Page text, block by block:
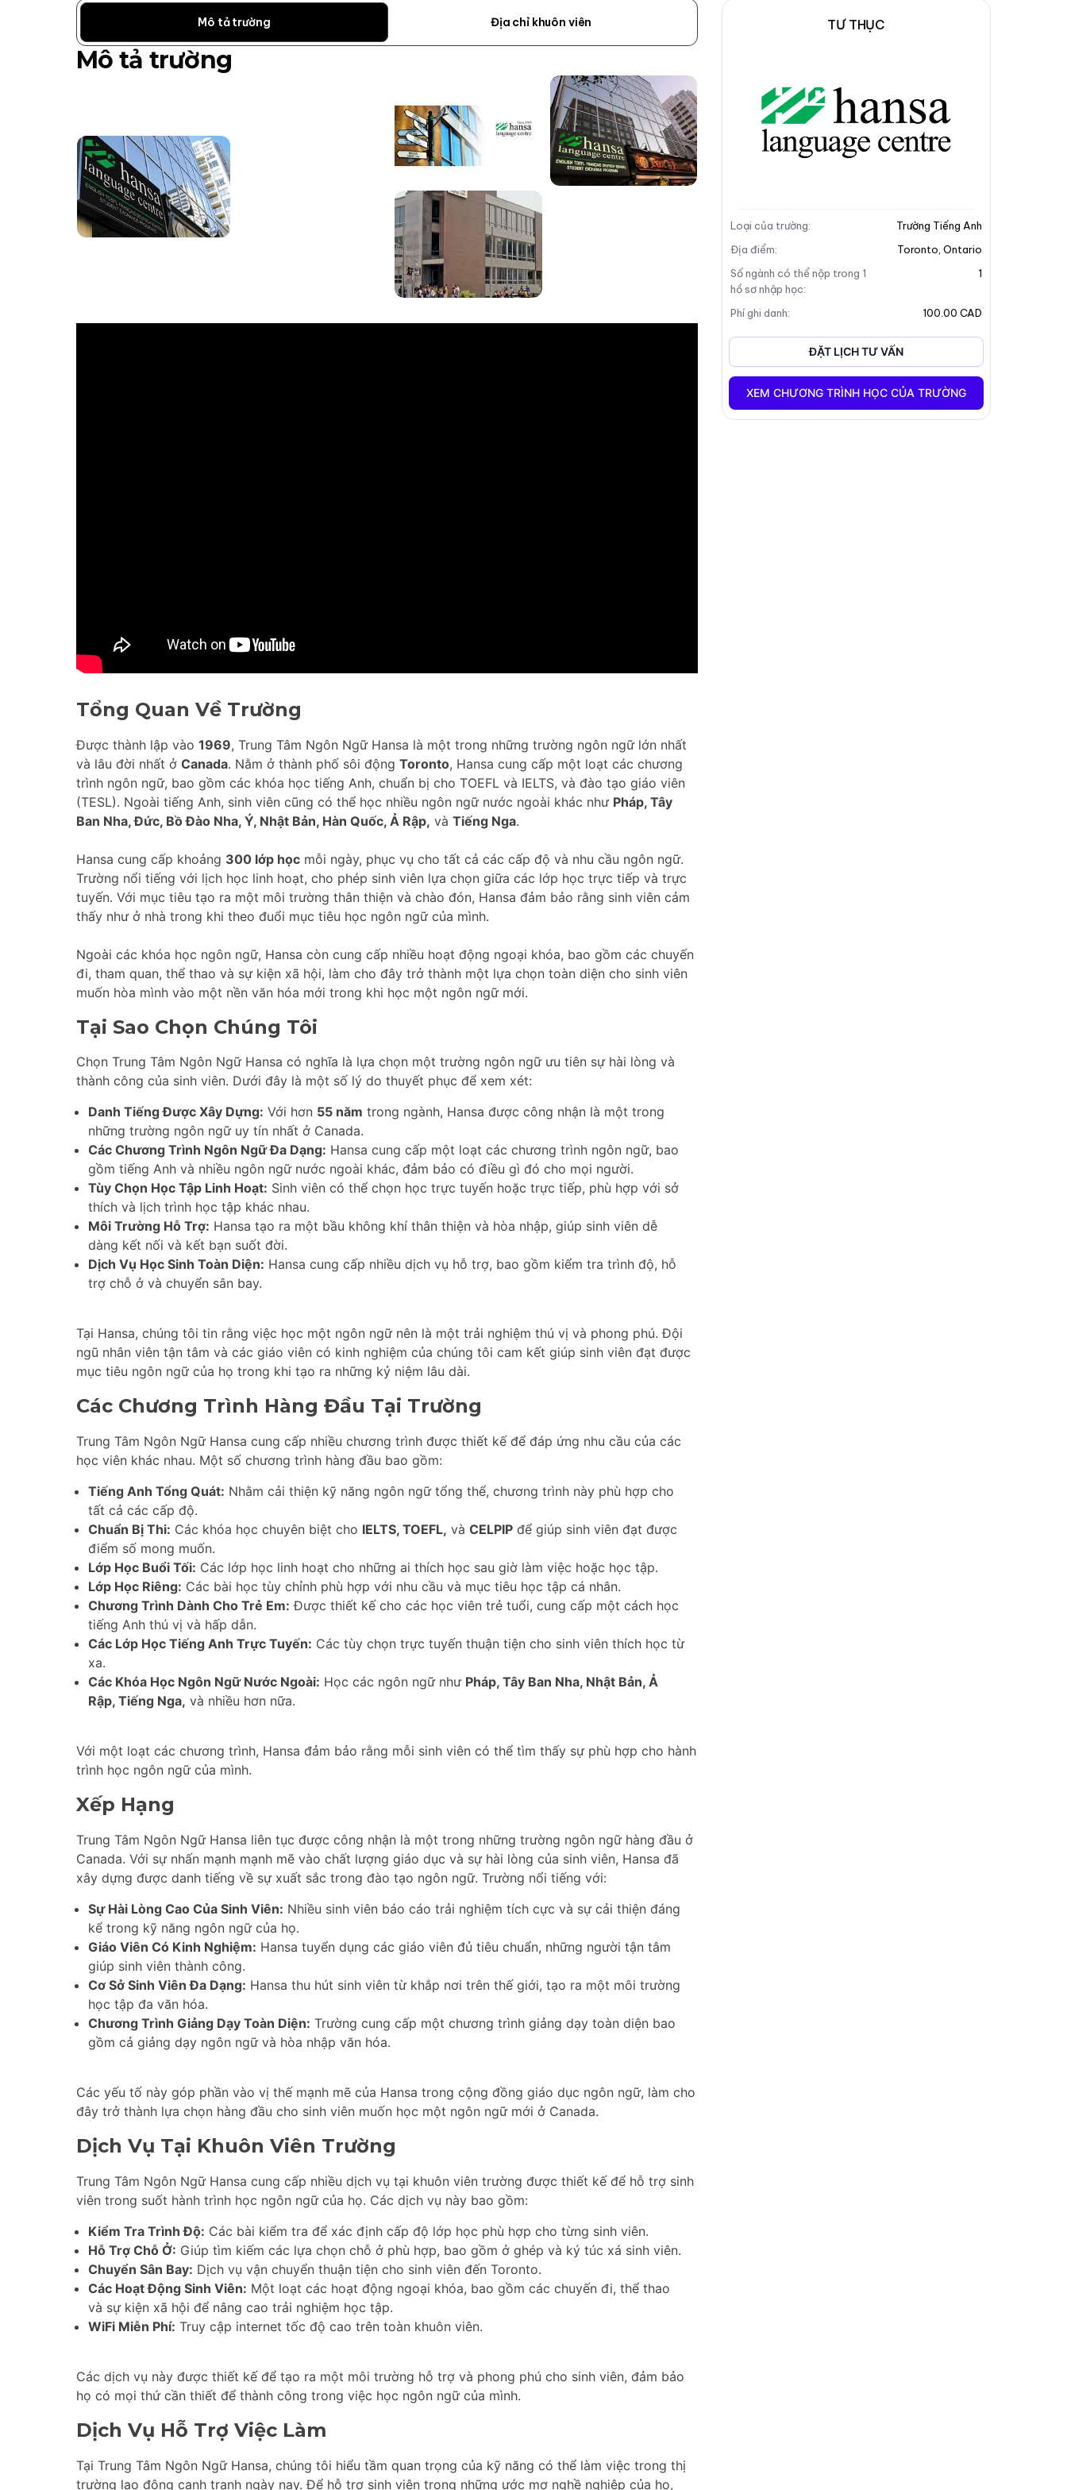
Mô tả trường Địa chỉ khuôn viên
Mô tả trường
Tổng Quan Về Trường
Được thành lập vào 1969, Trung Tâm Ngôn Ngữ Hansa là một trong những trường ngôn ngữ lớn nhất
và lâu đời nhất ở Canada. Nằm ở thành phố sôi động Toronto, Hansa cung cấp một loạt các chương
trình ngôn ngữ, bao gồm các khóa học tiếng Anh, chuẩn bị cho TOEFL và IELTS, và đào tạo giáo viên
(TESL). Ngoài tiếng Anh, sinh viên cũng có thể học nhiều ngôn ngữ nước ngoài khác như Pháp, Tây
Ban Nha, Đức, Bồ Đào Nha, Ý, Nhật Bản, Hàn Quốc, Ả Rập, và Tiếng Nga.
Hansa cung cấp khoảng 300 lớp học mỗi ngày, phục vụ cho tất cả các cấp độ và nhu cầu ngôn ngữ.
Trường nổi tiếng với lịch học linh hoạt, cho phép sinh viên lựa chọn giữa các lớp học trực tiếp và trực
tuyến. Với mục tiêu tạo ra một môi trường thân thiện và chào đón, Hansa đảm bảo rằng sinh viên cảm
thấy như ở nhà trong khi theo đuổi mục tiêu học ngôn ngữ của mình.
Ngoài các khóa học ngôn ngữ, Hansa còn cung cấp nhiều hoạt động ngoại khóa, bao gồm các chuyến
đi, tham quan, thể thao và sự kiện xã hội, làm cho đây trở thành một lựa chọn toàn diện cho sinh viên
muốn hòa mình vào một nền văn hóa mới trong khi học một ngôn ngữ mới.
Tại Sao Chọn Chúng Tôi
Chọn Trung Tâm Ngôn Ngữ Hansa có nghĩa là lựa chọn một trường ngôn ngữ ưu tiên sự hài lòng và
thành công của sinh viên. Dưới đây là một số lý do thuyết phục để xem xét:
Danh Tiếng Được Xây Dựng: Với hơn 55 năm trong ngành, Hansa được công nhận là một trong
những trường ngôn ngữ uy tín nhất ở Canada.
Các Chương Trình Ngôn Ngữ Đa Dạng: Hansa cung cấp một loạt các chương trình ngôn ngữ, bao
gồm tiếng Anh và nhiều ngôn ngữ nước ngoài khác, đảm bảo có điều gì đó cho mọi người.
Tùy Chọn Học Tập Linh Hoạt: Sinh viên có thể chọn học trực tuyến hoặc trực tiếp, phù hợp với sở
thích và lịch trình học tập khác nhau.
Môi Trường Hỗ Trợ: Hansa tạo ra một bầu không khí thân thiện và hòa nhập, giúp sinh viên dễ
dàng kết nối và kết bạn suốt đời.
Dịch Vụ Học Sinh Toàn Diện: Hansa cung cấp nhiều dịch vụ hỗ trợ, bao gồm kiểm tra trình độ, hỗ
trợ chỗ ở và chuyển sân bay.
Tại Hansa, chúng tôi tin rằng việc học một ngôn ngữ nên là một trải nghiệm thú vị và phong phú. Đội
ngũ nhân viên tận tâm và các giáo viên có kinh nghiệm của chúng tôi cam kết giúp sinh viên đạt được
mục tiêu ngôn ngữ của họ trong khi tạo ra những kỷ niệm lâu dài.
Các Chương Trình Hàng Đầu Tại Trường
Trung Tâm Ngôn Ngữ Hansa cung cấp nhiều chương trình được thiết kế để đáp ứng nhu cầu của các
học viên khác nhau. Một số chương trình hàng đầu bao gồm:
Tiếng Anh Tổng Quát: Nhằm cải thiện kỹ năng ngôn ngữ tổng thể, chương trình này phù hợp cho
tất cả các cấp độ.
Chuẩn Bị Thi: Các khóa học chuyên biệt cho IELTS, TOEFL, và CELPIP để giúp sinh viên đạt được
điểm số mong muốn.
Lớp Học Buổi Tối: Các lớp học linh hoạt cho những ai thích học sau giờ làm việc hoặc học tập.
Lớp Học Riêng: Các bài học tùy chỉnh phù hợp với nhu cầu và mục tiêu học tập cá nhân.
Chương Trình Dành Cho Trẻ Em: Được thiết kế cho các học viên trẻ tuổi, cung cấp một cách học
tiếng Anh thú vị và hấp dẫn.
Các Lớp Học Tiếng Anh Trực Tuyến: Các tùy chọn trực tuyến thuận tiện cho sinh viên thích học từ
xa.
Các Khóa Học Ngôn Ngữ Nước Ngoài: Học các ngôn ngữ như Pháp, Tây Ban Nha, Nhật Bản, Ả
Rập, Tiếng Nga, và nhiều hơn nữa.
Với một loạt các chương trình, Hansa đảm bảo rằng mỗi sinh viên có thể tìm thấy sự phù hợp cho hành
trình học ngôn ngữ của mình.
Xếp Hạng
Trung Tâm Ngôn Ngữ Hansa liên tục được công nhận là một trong những trường ngôn ngữ hàng đầu ở
Canada. Với sự nhấn mạnh mạnh mẽ vào chất lượng giáo dục và sự hài lòng của sinh viên, Hansa đã
xây dựng được danh tiếng về sự xuất sắc trong đào tạo ngôn ngữ. Trường nổi tiếng với:
Sự Hài Lòng Cao Của Sinh Viên: Nhiều sinh viên báo cáo trải nghiệm tích cực và sự cải thiện đáng
kể trong kỹ năng ngôn ngữ của họ.
Giáo Viên Có Kinh Nghiệm: Hansa tuyển dụng các giáo viên đủ tiêu chuẩn, những người tận tâm
giúp sinh viên thành công.
Cơ Sở Sinh Viên Đa Dạng: Hansa thu hút sinh viên từ khắp nơi trên thế giới, tạo ra một môi trường
học tập đa văn hóa.
Chương Trình Giảng Dạy Toàn Diện: Trường cung cấp một chương trình giảng dạy toàn diện bao
gồm cả giảng dạy ngôn ngữ và hòa nhập văn hóa.
Các yếu tố này góp phần vào vị thế mạnh mẽ của Hansa trong cộng đồng giáo dục ngôn ngữ, làm cho
đây trở thành lựa chọn hàng đầu cho sinh viên muốn học một ngôn ngữ mới ở Canada.
Dịch Vụ Tại Khuôn Viên Trường
Trung Tâm Ngôn Ngữ Hansa cung cấp nhiều dịch vụ tại khuôn viên trường được thiết kế để hỗ trợ sinh
viên trong suốt hành trình học ngôn ngữ của họ. Các dịch vụ này bao gồm:
Kiểm Tra Trình Độ: Các bài kiểm tra để xác định cấp độ lớp học phù hợp cho từng sinh viên.
Hỗ Trợ Chỗ Ở: Giúp tìm kiếm các lựa chọn chỗ ở phù hợp, bao gồm ở ghép và ký túc xá sinh viên.
Chuyển Sân Bay: Dịch vụ vận chuyển thuận tiện cho sinh viên đến Toronto.
Các Hoạt Động Sinh Viên: Một loạt các hoạt động ngoại khóa, bao gồm các chuyến đi, thể thao
và sự kiện xã hội để nâng cao trải nghiệm học tập.
WiFi Miễn Phí: Truy cập internet tốc độ cao trên toàn khuôn viên.
Các dịch vụ này được thiết kế để tạo ra một môi trường hỗ trợ và phong phú cho sinh viên, đảm bảo
họ có mọi thứ cần thiết để thành công trong việc học ngôn ngữ của mình.
Dịch Vụ Hỗ Trợ Việc Làm
Tại Trung Tâm Ngôn Ngữ Hansa, chúng tôi hiểu tầm quan trọng của kỹ năng có thể làm việc trong thị
trường lao động cạnh tranh ngày nay. Để hỗ trợ sinh viên trong những ước mơ nghề nghiệp của họ,
TƯ THỤC
Loại của trường:
Trường Tiếng Anh
Địa điểm: Toronto Ontario
Số ngành có thể nộp trong 1
hồ sơ nhập học:
1
Phí ghi danh: 100.00 CAD
ĐẶT LỊCH TƯ VẤN
XEM CHƯƠNG TRÌNH HỌC CỦA TRƯỜNG